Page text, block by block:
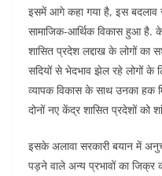
इसमें आगे कहा गया है, इस बदलाव
सामाजिक-आर्थिक विकास हुआ है.
शासित प्रदेश लद्दाख के लोगों का
सदियों से भेदभाव झेल रहे लोगों के
व्यापक विकास के साथ उनका हक
दोनों नए केंद्र शासित प्रदेशों को
इसके अलावा सरकारी बयान में
पड़ने वाले अन्य प्रभावों का जिक्र